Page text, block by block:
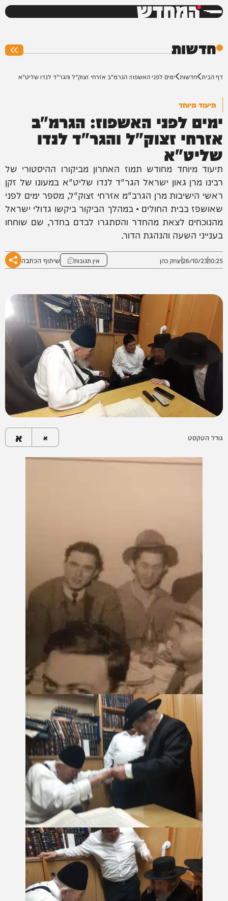
המחדש
חדשות
דף הבית חדשות ימים לפני האשפוז: הגרמ"ב אזרחי זצוק"ל והגר"ד לנדו שליט"א
תיעוד מיוחד
ימים לפני האשפוז: הגרמ"ב
אזרחי זצוק"ל והגר"ד לנדו
שליט"א
תיעוד מיוחד מחודש תמוז האחרון מביקורו ההיסטורי של
רבינו מרן גאון ישראל הגר"ד לנדו שליט"א במעונו של זקן
ראשי הישיבות מרן הגרב"מ אזרחי זצוק"ל, מספר ימים לפני
שאושפז בבית החולים • במהלך הביקור ביקשו גדולי ישראל
מהנוכחים לצאת מהחדר והסתגרו לבדם בחדר, שם שוחחו
בענייני השעה והנהגת הדור.
10:25
26/10/23יצחק כהן אין תגובות שיתוף הכתבה
גודל הטקסט א א